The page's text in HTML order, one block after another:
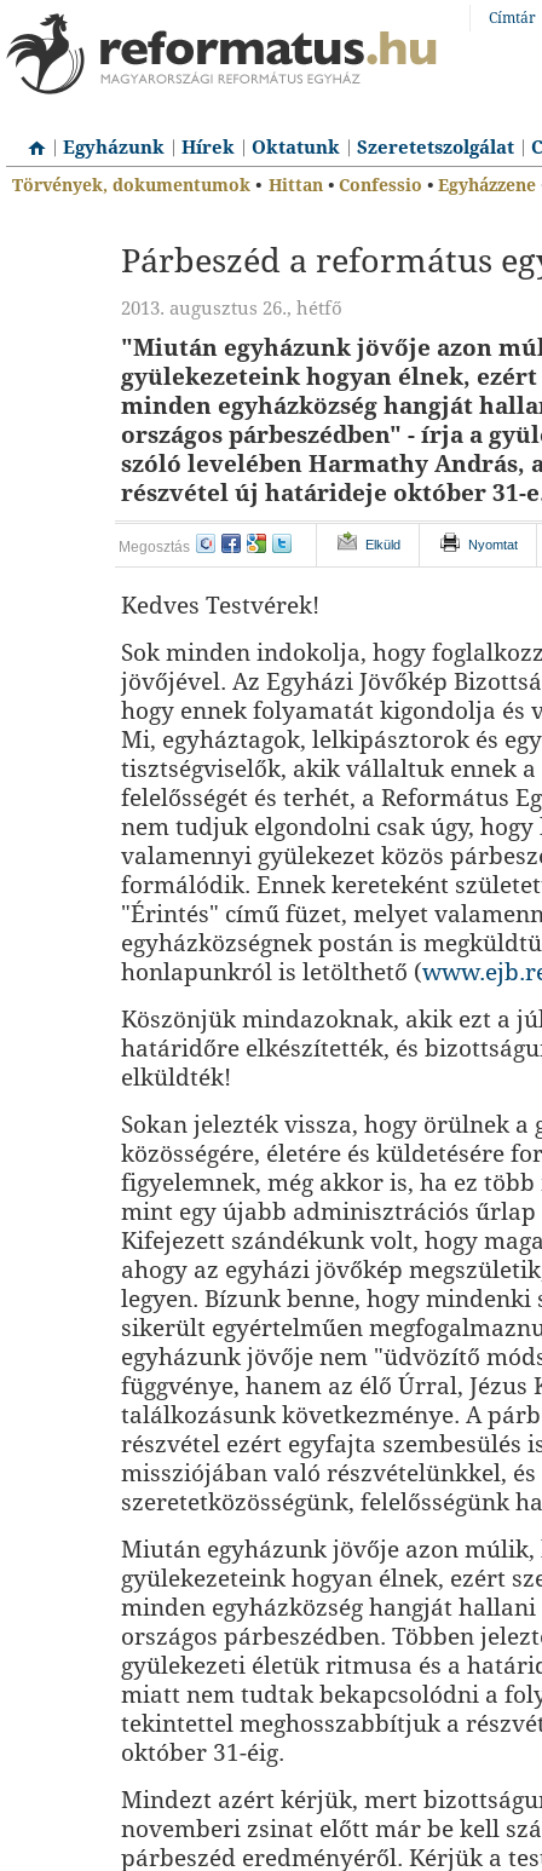
Címtár
Egyházunk Hírek Oktatunk Szeretetszolgálat
Törvények, dokumentumok • Hittan • Confessio • Egyházzene
Párbeszéd a református
2013. augusztus 26., hétfő
"Miután egyházunk jövője azon
gyülekezeteink hogyan élnek,
minden egyházközség hangját
országos párbeszédben" - írja a
szóló levelében Harmathy András,
részvétel új határideje október 31-
Megosztás Elküld Nyomtat
Kedves Testvérek!
Sok minden indokolja, hogy
jövőjével. Az Egyházi Jövőkép
hogy ennek folyamatát kigondolja és
Mi, egyháztagok, lelkipásztorok és
tisztségviselők, akik vállaltuk ennek
felelősségét és terhét, a Református
nem tudjuk elgondolni csak úgy, hogy
valamennyi gyülekezet közös
formálódik. Ennek kereteként
"Érintés" című füzet, melyet
egyházközségnek postán is
honlapunkról is letölthető (
Köszönjük mindazoknak, akik ezt a
határidőre elkészítették, és
elküldték!
Sokan jelezték vissza, hogy örülnek a
közösségére, életére és küldetésére
figyelemnek, még akkor is, ha ez
mint egy újabb adminisztrációs űrlap
Kifejezett szándékunk volt, hogy
ahogy az egyházi jövőkép
legyen. Bízunk benne, hogy mindenki
sikerült egyértelműen
egyházunk jövője nem "üdvözítő
függvénye, hanem az élő Úrral, Jézus
találkozásunk következménye. A
részvétel ezért egyfajta szembesülés
missziójában való részvételünkkel,
szeretetközösségünk, felelősségünk
Miután egyházunk jövője azon múlik,
gyülekezeteink hogyan élnek, ezért
minden egyházközség hangját hallani
országos párbeszédben. Többen
gyülekezeti életük ritmusa és a
miatt nem tudtak bekapcsolódni a
tekintettel meghosszabbítjuk a
október 31-éig.
Mindezt azért kérjük, mert
novemberi zsinat előtt már be kell
párbeszéd eredményéről. Kérjük a